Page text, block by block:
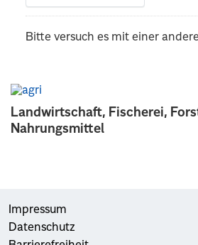
Landwirtschaft, Fischerei,
Nahrungsmittel
Bitte versuch es mit einer
Impressum
Datenschutz